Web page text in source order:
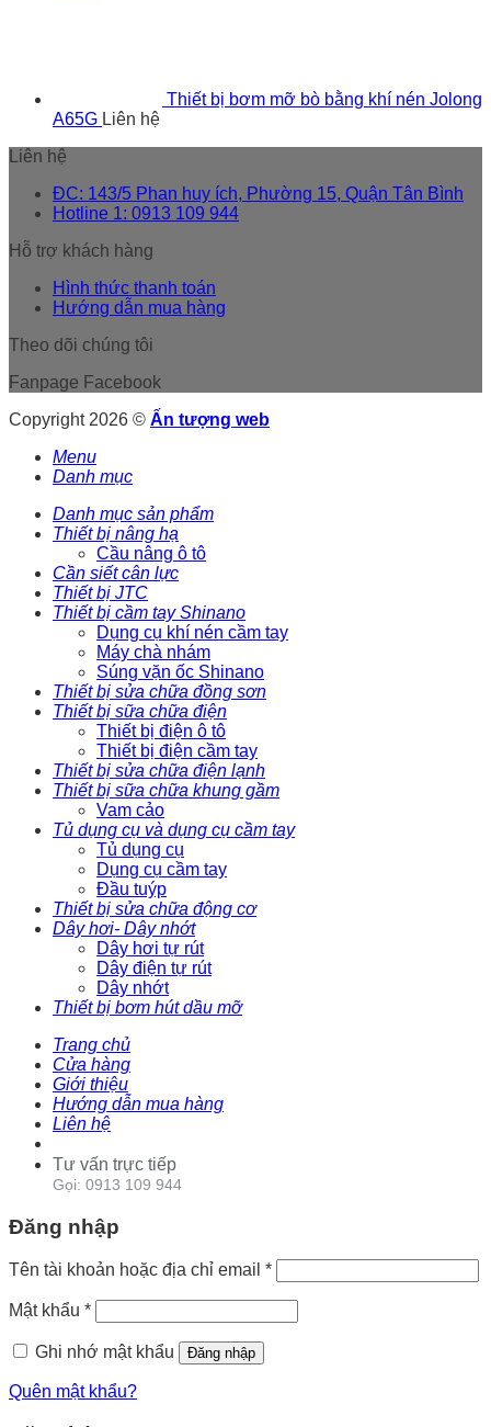
Thiết bị bơm mỡ bò bằng khí nén Jolong
A65G Liên hệ
Liên hệ
ĐC: 143/5 Phan huy ích, Phường 15, Quận Tân Bình
Hotline 1: 0913 109 944
Hỗ trợ khách hàng
Hình thức thanh toán
Hướng dẫn mua hàng
Theo dõi chúng tôi
Fanpage Facebook
Copyright 2026 © Ấn tượng web
Menu
Danh mục
Danh mục sản phẩm
Thiết bị nâng hạ
Cầu nâng ô tô
Cần siết cân lực
Thiết bị JTC
Thiết bị cầm tay Shinano
Dụng cụ khí nén cầm tay
Máy chà nhám
Súng vặn ốc Shinano
Thiết bị sửa chữa đồng sơn
Thiết bị sữa chữa điện
Thiết bị điện ô tô
Thiết bị điện cầm tay
Thiết bị sửa chữa điện lạnh
Thiết bị sữa chữa khung gầm
Vam cảo
Tủ dụng cụ và dụng cụ cầm tay
Tủ dụng cụ
Dụng cụ cầm tay
Đầu tuýp
Thiết bị sửa chữa động cơ
Dây hơi- Dây nhớt
Dây hơi tự rút
Dây điện tự rút
Dây nhớt
Thiết bị bơm hút dầu mỡ
Trang chủ
Cửa hàng
Giới thiệu
Hướng dẫn mua hàng
Liên hệ
Tư vấn trực tiếp
Gọi: 0913 109 944
Đăng nhập
Tên tài khoản hoặc địa chỉ email *
Mật khẩu *
Ghi nhớ mật khẩu Đăng nhập
Quên mật khẩu?